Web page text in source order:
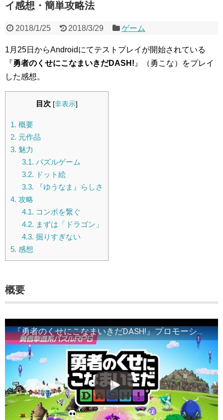
イ感想・簡単攻略法
2018/1/25 2018/3/29 ゲーム
1月25日からAndroidにてテストプレイが開始されている
『勇者のくせにこなまいきだDASH! 』（勇こな）をプレイ
した感想。
目次 [非表示]
1. 概要
2. 元作品
3. 魅力
3.1. パズルゲーム
3.2. ドット絵
3.3. 『ゆうなま』らしさ
4. 攻略
4.1. コンボを繋ぐ
4.2. まずは「ドラゴン」
4.3. 掘りすぎない
5. 感想
概要
『勇者のくせにこなまいきだDASH!』プロモーションムービー